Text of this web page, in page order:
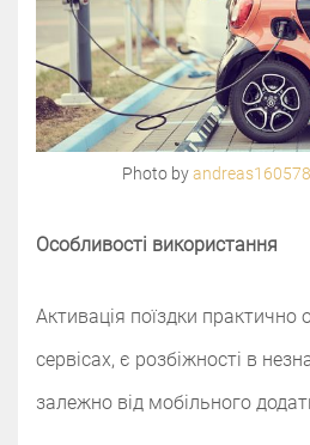
Photo byandreas160578
Особливості використання
Активація поїздки практично
сервісах, є розбіжності в
залежно від мобільного